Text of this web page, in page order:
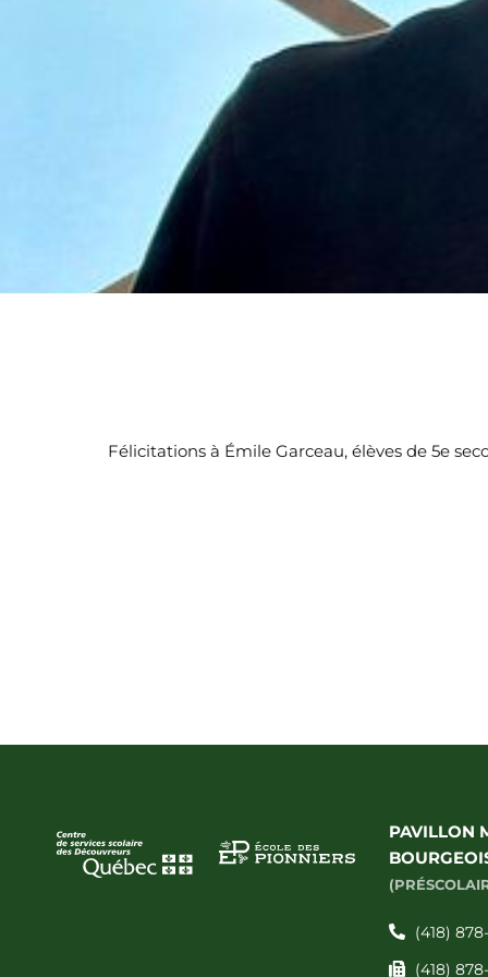
Félicitations à Émile Garceau, élèves de 5e
PAVILLON
(418)
(418)